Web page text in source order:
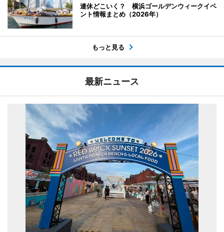
連休どこいく？ 横浜ゴールデンウィークイベ
ント情報まとめ（2026年）
もっと見る
最新ニュース